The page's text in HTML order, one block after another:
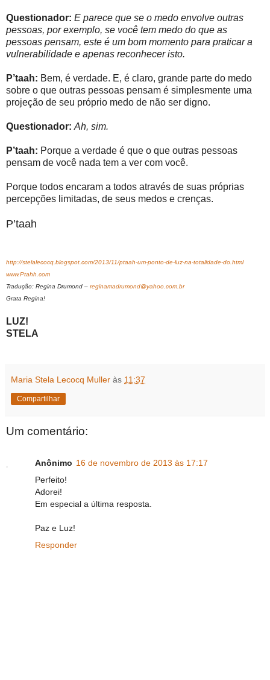
Questionador: E parece que se o medo envolve outras
pessoas, por exemplo, se você tem medo do que as
pessoas pensam, este é um bom momento para praticar a
vulnerabilidade e apenas reconhecer isto.
P’taah: Bem, é verdade. E, é claro, grande parte do medo
sobre o que outras pessoas pensam é simplesmente uma
projeção de seu próprio medo de não ser digno.
Questionador: Ah, sim.
P’taah: Porque a verdade é que o que outras pessoas
pensam de você nada tem a ver com você.
Porque todos encaram a todos através de suas próprias
percepções limitadas, de seus medos e crenças.
P’taah
http://stelalecocq.blogspot.com/2013/11/ptaah-um-ponto-de-luz-na-totalidade-do.html
www.Ptahh.com
Tradução: Regina Drumond – reginamadrumond@yahoo.com.br
Grata Regina!
LUZ!
STELA
Maria Stela Lecocq Muller às 11:37
Compartilhar
Um comentário:
Anônimo 16 de novembro de 2013 às 17:17
Perfeito!
Adorei!
Em especial a última resposta.
Paz e Luz!
Responder